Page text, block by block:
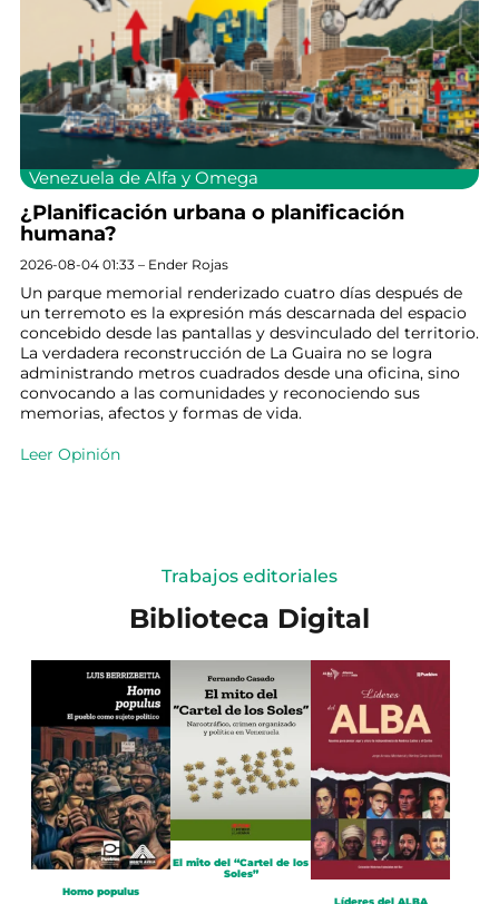
Venezuela de Alfa y Omega
¿Planificación urbana o planificación
humana?
2026-08-04 01:33 – Ender Rojas
Un parque memorial renderizado cuatro días después de
un terremoto es la expresión más descarnada del espacio
concebido desde las pantallas y desvinculado del territorio.
La verdadera reconstrucción de La Guaira no se logra
administrando metros cuadrados desde una oficina, sino
convocando a las comunidades y reconociendo sus
memorias, afectos y formas de vida.
Leer Opinión
Trabajos editoriales
Biblioteca Digital
Homo populus
El mito del “Cartel de los
Soles”
Líderes del ALBA